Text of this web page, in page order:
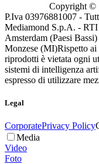
Copyright ©
P.Iva 03976881007 -
Mediamond S.p.A. -
Amsterdam (Paesi
Monzese (MI)Rispetto ai
riprodotti è vietata ogni
sistemi di intelligenza
espresso di utilizzare
Legal
CorporatePrivacy Policy
Media
Video
Foto